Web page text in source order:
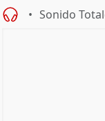
Sonido